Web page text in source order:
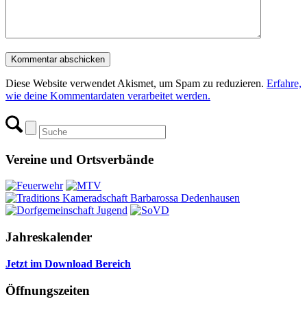
Diese Website verwendet Akismet, um Spam zu reduzieren. Erfahre,
wie deine Kommentardaten verarbeitet werden.
Vereine und Ortsverbände
Jahreskalender
Jetzt im Download Bereich
Öffnungszeiten